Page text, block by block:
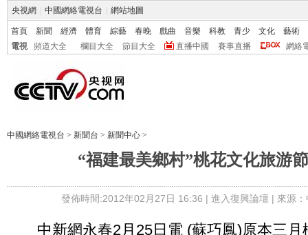
央視網 中國網絡電視台 網站地圖
首頁 新聞 經濟 體育 綜藝 春晚 戲曲 音樂 科教 青少 文化
藝術
電視
頻道大全 欄目大全 節目大全 直播中國 賽事直播 網絡
中國網絡電視台 > 新聞台 > 新聞中心 >
“福建最美鄉村”桃花文化旅游
發佈時間:2012年02月27日 16:36 | 進入復興論壇 | 來源
中新網永春2月25日電 (蘇巧鳳)原本三月